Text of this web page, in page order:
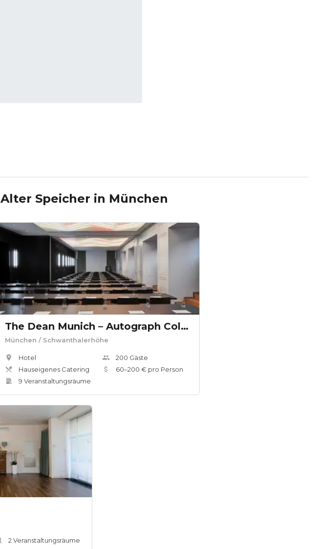
Alter Speicher in München
The Dean Munich – Autograph Collection
München / Schwanthalerhöhe
Hotel
Hauseigenes Catering
9 Veranstaltungsräume
200 Gäste
60–200 € pro Person
2 Veranstaltungsräume